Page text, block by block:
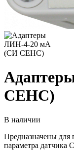
СЕНС)
В наличии
Предназначены для
параметра